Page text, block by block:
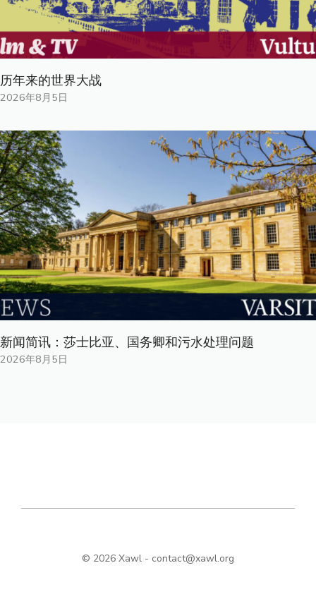
历年来的世界大战
2026年8月5日
新闻简讯：莎士比亚、国务卿和污水处理问题
2026年8月5日
© 2026 Xawl - contact@xawl.org